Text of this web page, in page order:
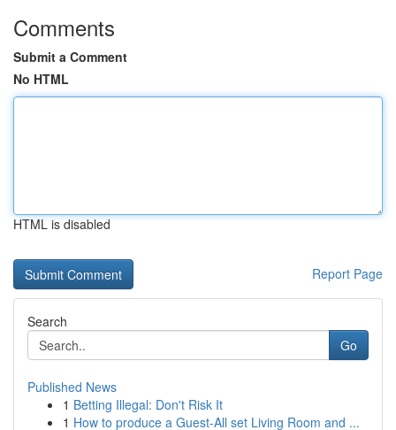
Comments
Submit a Comment
No HTML
HTML is disabled
Report Page
Search
Go
Published News
1 Betting Illegal: Don't Risk It
1 How to produce a Guest-All set Living Room and ...